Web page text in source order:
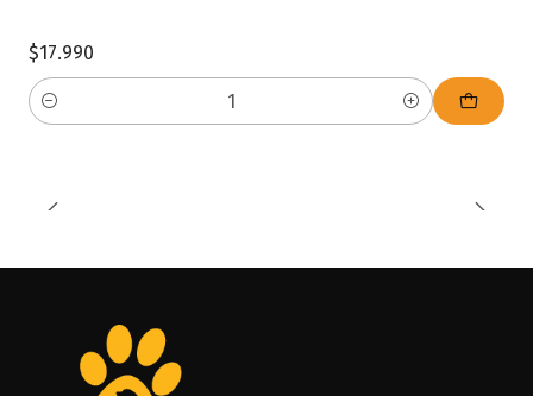
$17.990
Cantidad